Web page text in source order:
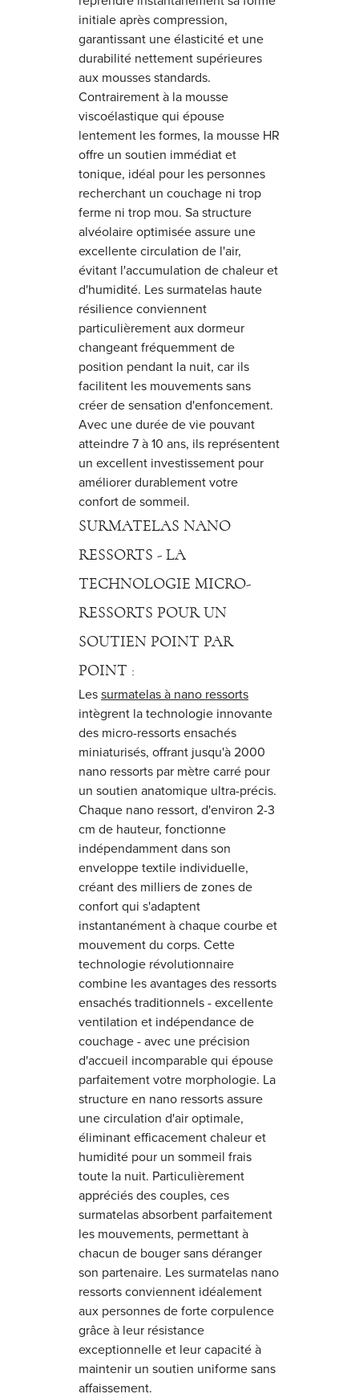
initiale après compression,
garantissant une élasticité et une
durabilité nettement supérieures
aux mousses standards.
Contrairement à la mousse
viscoélastique qui épouse
lentement les formes, la mousse HR
offre un soutien immédiat et
tonique, idéal pour les personnes
recherchant un couchage ni trop
ferme ni trop mou. Sa structure
alvéolaire optimisée assure une
excellente circulation de l'air,
évitant l'accumulation de chaleur et
d'humidité. Les surmatelas haute
résilience conviennent
particulièrement aux dormeur
changeant fréquemment de
position pendant la nuit, car ils
facilitent les mouvements sans
créer de sensation d'enfoncement.
Avec une durée de vie pouvant
atteindre 7 à 10 ans, ils représentent
un excellent investissement pour
améliorer durablement votre
confort de sommeil.
SURMATELAS NANO
RESSORTS - LA
TECHNOLOGIE MICRO-
RESSORTS POUR UN
SOUTIEN POINT PAR
POINT :
Lessurmatelas à nano ressorts
intègrent la technologie innovante
des micro-ressorts ensachés
miniaturisés, offrant jusqu'à 2000
nano ressorts par mètre carré pour
un soutien anatomique ultra-précis.
Chaque nano ressort, d'environ 2-3
cm de hauteur, fonctionne
indépendamment dans son
enveloppe textile individuelle,
créant des milliers de zones de
confort qui s'adaptent
instantanément à chaque courbe et
mouvement du corps. Cette
technologie révolutionnaire
combine les avantages des ressorts
ensachés traditionnels - excellente
ventilation et indépendance de
couchage - avec une précision
d'accueil incomparable qui épouse
parfaitement votre morphologie. La
structure en nano ressorts assure
une circulation d'air optimale,
éliminant efficacement chaleur et
humidité pour un sommeil frais
toute la nuit. Particulièrement
appréciés des couples, ces
surmatelas absorbent parfaitement
les mouvements, permettant à
chacun de bouger sans déranger
son partenaire. Les surmatelas nano
ressorts conviennent idéalement
aux personnes de forte corpulence
grâce à leur résistance
exceptionnelle et leur capacité à
maintenir un soutien uniforme sans
affaissement.